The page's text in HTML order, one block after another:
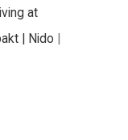
at
| Nido |